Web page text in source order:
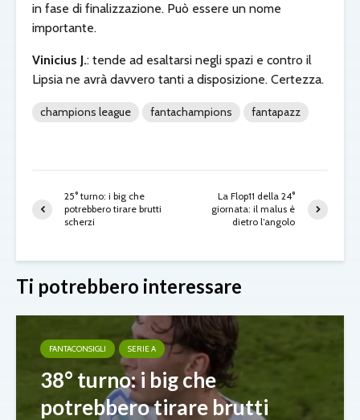
in fase di finalizzazione. Può essere un nome
importante.
Vinicius J.: tende ad esaltarsi negli spazi e contro il
Lipsia ne avrà davvero tanti a disposizione. Certezza.
champions league fantachampions fantapazz
25° turno: i big che
potrebbero tirare brutti
scherzi
La Flop11 della 24°
giornata: il malus è
dietro l’angolo
Ti potrebbero interessare
FANTACONSIGLI SERIE A
38° turno: i big che
potrebbero tirare brutti